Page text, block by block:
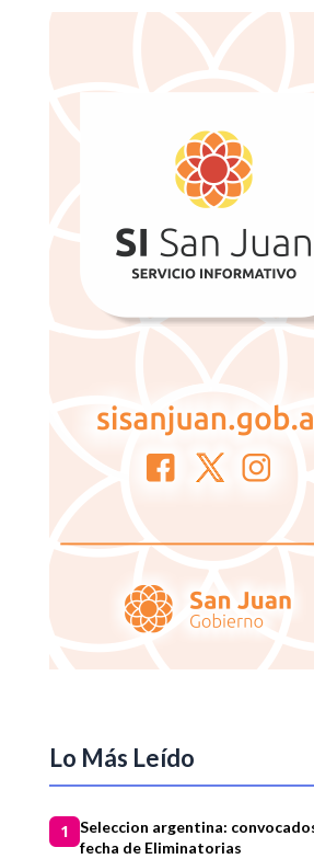
Lo Más Leído
1
Seleccion argentina:
fecha de Eliminatorias